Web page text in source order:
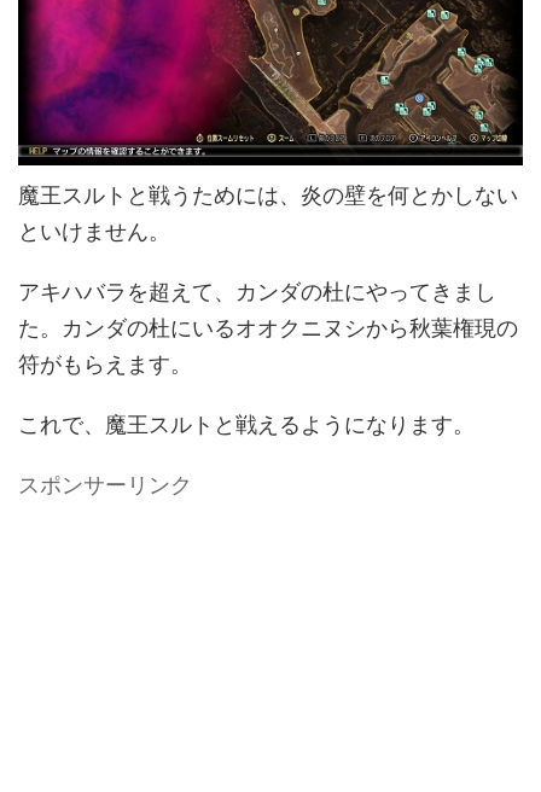
魔王スルトと戦うためには、炎の壁を何とかしない
といけません。
アキハバラを超えて、カンダの杜にやってきまし
た。カンダの杜にいるオオクニヌシから秋葉権現の
符がもらえます。
これで、魔王スルトと戦えるようになります。
スポンサーリンク